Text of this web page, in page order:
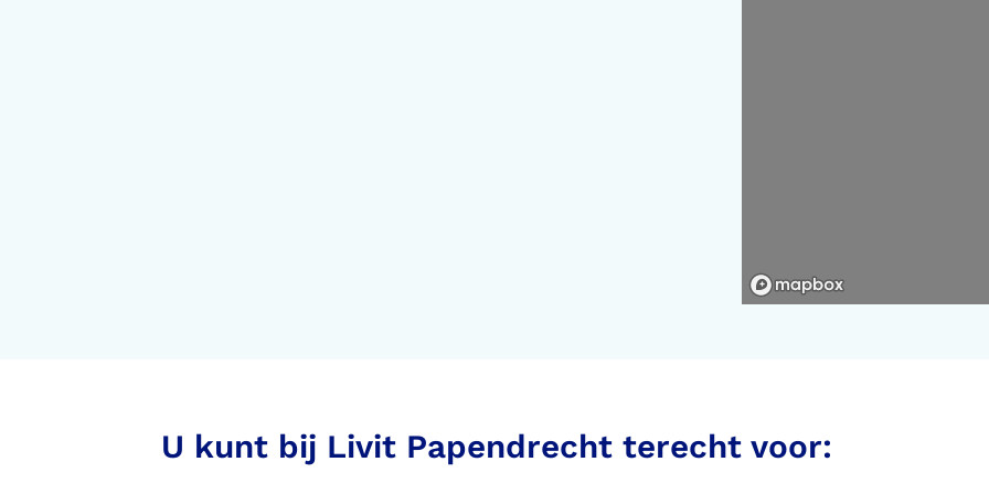
U kunt bij Livit Papendrecht terecht voor: